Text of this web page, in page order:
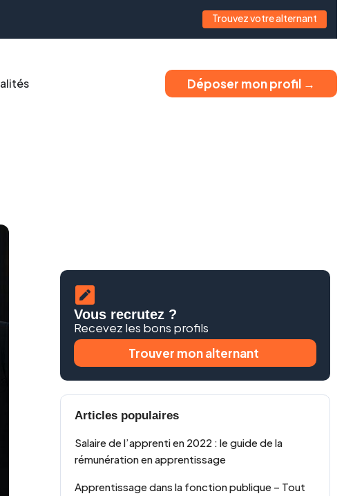
Trouvez votre alternant
Déposer mon profil →
Vous recrutez ?
Recevez les bons profils
Trouver mon alternant
Articles populaires
Salaire de l’apprenti en 2022 : le guide de la
rémunération en apprentissage
Apprentissage dans la fonction publique – Tout